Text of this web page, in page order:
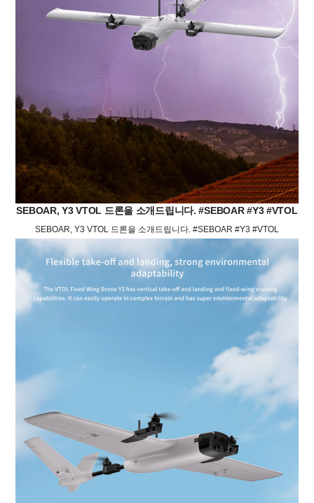
SEBOAR, Y3 VTOL 드론을 소개드립니다. #SEBOAR #Y3 #VTOL
SEBOAR, Y3 VTOL 드론을 소개드립니다. #SEBOAR #Y3 #VTOL